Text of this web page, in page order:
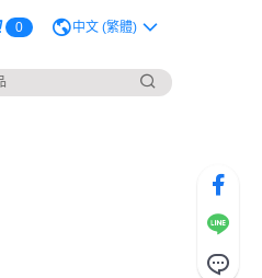
0 中文 (繁體)